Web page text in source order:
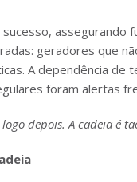
geradores que
A dependência de
foram alertas
depois. A cadeia é